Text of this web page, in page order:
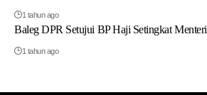
1 tahun ago
Baleg DPR Setujui BP Haji Setingkat Menteri
1 tahun ago